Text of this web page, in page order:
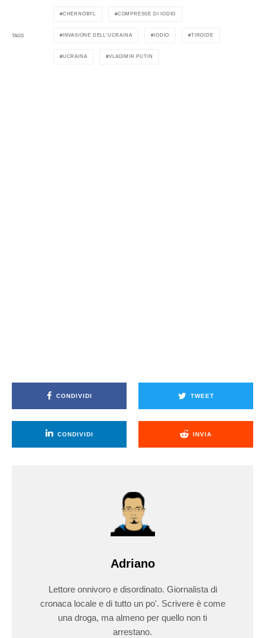
TAGS
CHERNOBYL COMPRESSE DI IODIO
INVASIONE DELL'UCRAINA IODIO TIROIDE
UCRAINA VLADIMIR PUTIN
CONDIVIDI TWEET
CONDIVIDI INVIA
Adriano
Lettore onnivoro e disordinato. Giornalista di
cronaca locale e di tutto un po'. Scrivere è come
una droga, ma almeno per quello non ti
arrestano.